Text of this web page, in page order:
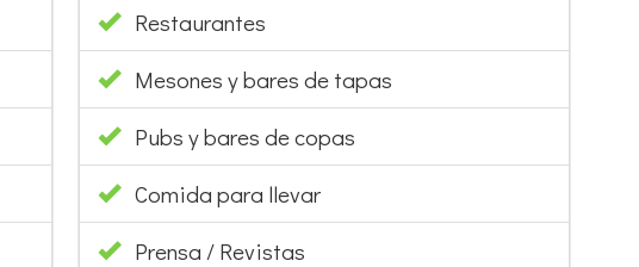
Restaurantes
Mesones y bares de tapas
Pubs y bares de copas
Comida para llevar
Prensa / Revistas